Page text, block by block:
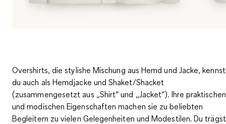
Overshirts, die stylishe Mischung aus Hemd und Jacke, kennst
du auch als Hemdjacke und Shaket/Shacket
(zusammengesetzt aus „Shirt“ und „Jacket“). Ihre praktischen
und modischen Eigenschaften machen sie zu beliebten
Begleitern zu vielen Gelegenheiten und Modestilen. Du trägst